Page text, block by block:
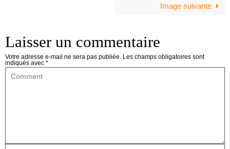
Image suivante
Laisser un commentaire
Votre adresse e-mail ne sera pas publiée. Les champs obligatoires sont
indiqués avec *